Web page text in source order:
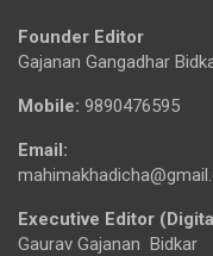
Founder Editor
Gajanan Gangadhar
Mobile: 9890476595
Email:
Executive Editor
Gaurav Gajanan Bidkar